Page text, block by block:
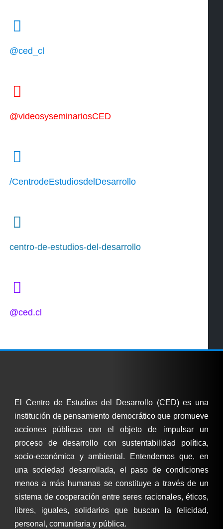
@ced_cl
@videosyseminariosCED
/CentrodeEstudiosdelDesarrollo
centro-de-estudios-del-desarrollo
@ced.cl
El Centro de Estudios del Desarrollo (CED) es una
institución de pensamiento democrático que promueve
acciones públicas con el objeto de impulsar un
proceso de desarrollo con sustentabilidad política,
socio-económica y ambiental. Entendemos que, en
una sociedad desarrollada, el paso de condiciones
menos a más humanas se constituye a través de un
sistema de cooperación entre seres racionales, éticos,
libres, iguales, solidarios que buscan la felicidad,
personal, comunitaria y pública.